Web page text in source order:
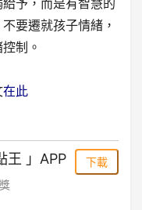
要遷就孩子情緒，
制。
在此
王 」APP 下載